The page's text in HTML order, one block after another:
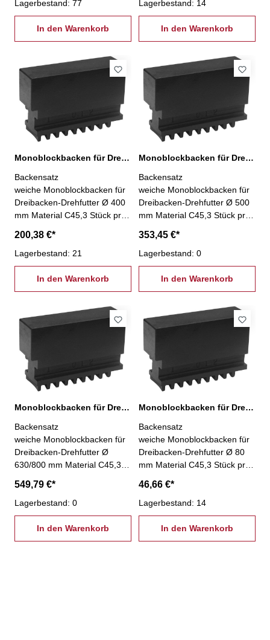
Lagerbestand: 77
In den Warenkorb
Lagerbestand: 14
In den Warenkorb
Monoblockbacken für Dreibacken-Drehfutter Ø 400 mm
Backensatz
weiche Monoblockbacken für
Dreibacken-Drehfutter Ø 400
mm Material C45,3 Stück pro
200,38 €*
Lagerbestand: 21
In den Warenkorb
Monoblockbacken für Dreibacken-Drehfutter Ø 500 mm
Backensatz
weiche Monoblockbacken für
Dreibacken-Drehfutter Ø 500
mm Material C45,3 Stück pro
353,45 €*
Lagerbestand: 0
In den Warenkorb
Monoblockbacken für Dreibacken-Drehfutter Ø 630/800 mm
Backensatz
weiche Monoblockbacken für
Dreibacken-Drehfutter Ø
630/800 mm Material C45,3
549,79 €*
Lagerbestand: 0
In den Warenkorb
Monoblockbacken für Dreibacken-Drehfutter Ø 80 mm
Backensatz
weiche Monoblockbacken für
Dreibacken-Drehfutter Ø 80
mm Material C45,3 Stück pro
46,66 €*
Lagerbestand: 14
In den Warenkorb